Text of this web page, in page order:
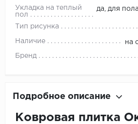
Укладка на теплый
пол
да, для
Тип рисунка
Наличие на
Бренд
Подробное описание
Ковровая плитка